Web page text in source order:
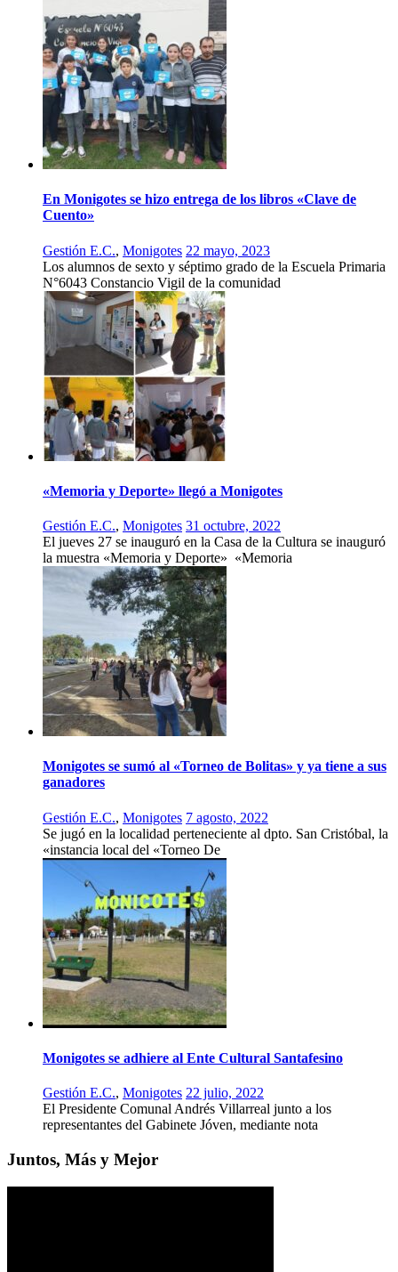
En Monigotes se hizo entrega de los libros «Clave de
Cuento»
Gestión E.C., Monigotes 22 mayo, 2023
Los alumnos de sexto y séptimo grado de la Escuela Primaria
N°6043 Constancio Vigil de la comunidad
«Memoria y Deporte» llegó a Monigotes
Gestión E.C., Monigotes 31 octubre, 2022
El jueves 27 se inauguró en la Casa de la Cultura se inauguró
la muestra «Memoria y Deporte» «Memoria
Monigotes se sumó al «Torneo de Bolitas» y ya tiene a sus
ganadores
Gestión E.C., Monigotes 7 agosto, 2022
Se jugó en la localidad perteneciente al dpto. San Cristóbal, la
«instancia local del «Torneo De
Monigotes se adhiere al Ente Cultural Santafesino
Gestión E.C., Monigotes 22 julio, 2022
El Presidente Comunal Andrés Villarreal junto a los
representantes del Gabinete Jóven, mediante nota
Juntos, Más y Mejor